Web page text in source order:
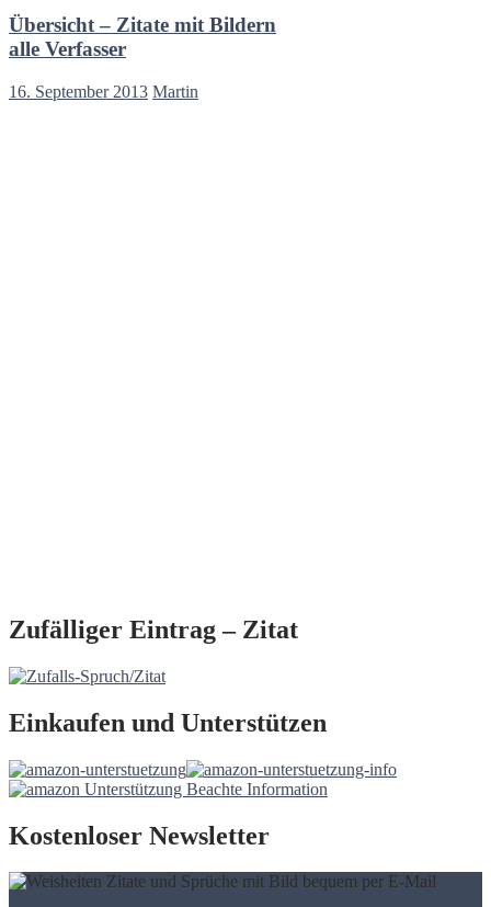
Übersicht – Zitate mit Bildern
alle Verfasser
16. September 2013 Martin
Zufälliger Eintrag – Zitat
Einkaufen und Unterstützen
Kostenloser Newsletter